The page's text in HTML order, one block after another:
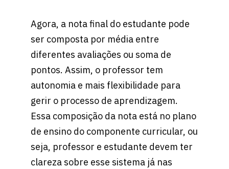
Agora, a nota final do estudante pode
ser composta por média entre
diferentes avaliações ou soma de
pontos. Assim, o professor tem
autonomia e mais flexibilidade para
gerir o processo de aprendizagem.
Essa composição da nota está no plano
de ensino do componente curricular, ou
seja, professor e estudante devem ter
clareza sobre esse sistema já nas